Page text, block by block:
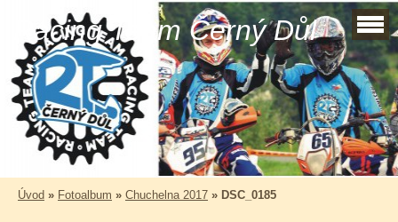
Racing Team Černý Důl
Úvod » Fotoalbum » Chuchelna 2017 » DSC_0185